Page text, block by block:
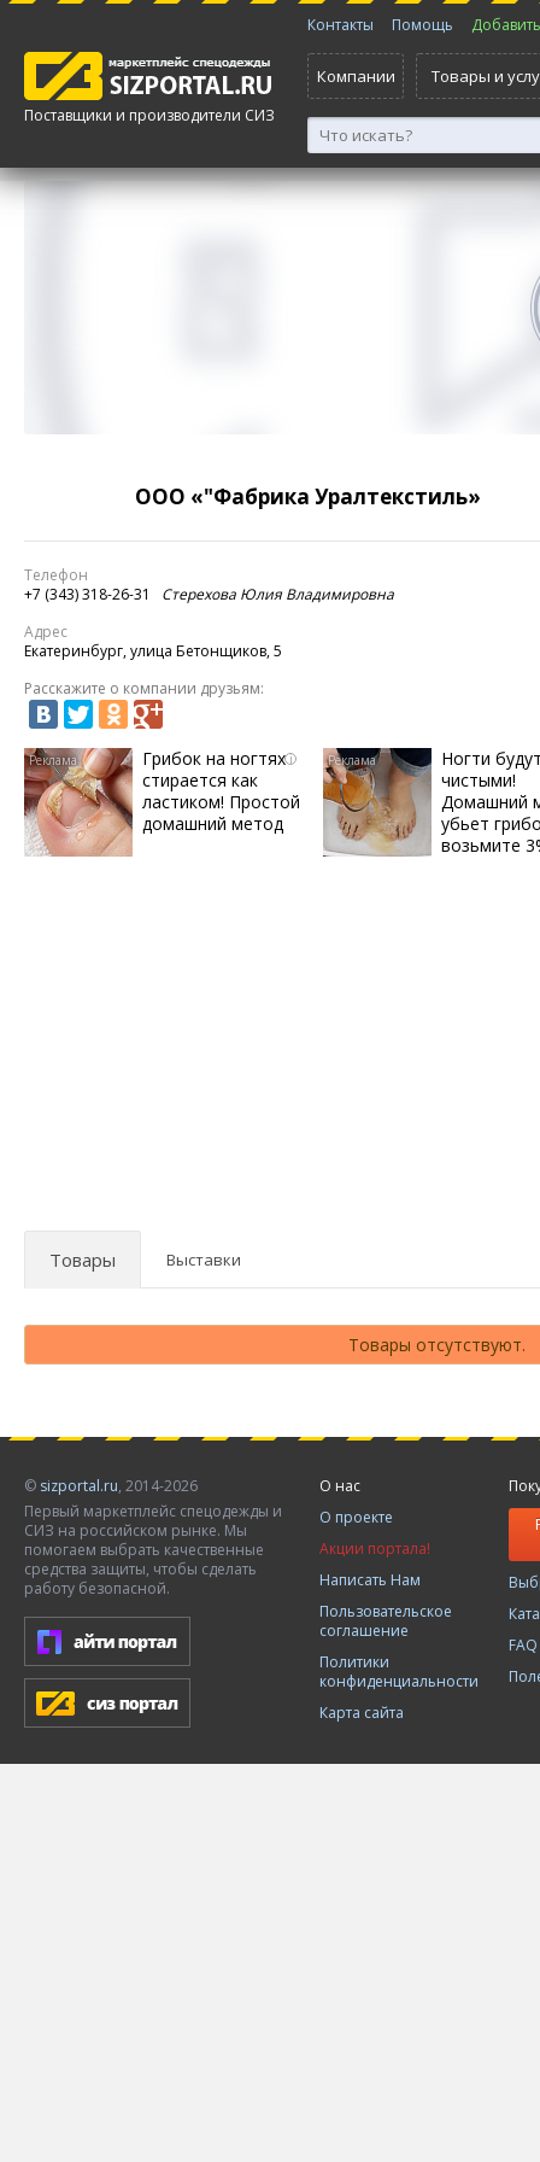
Поставщики и производители СИЗ
Контакты Помощь
Компании Товары и
ООО «"Фабрика Уралтекстиль»
Телефон
+7 (343) 318-26-31 Стерехова Юлия Владимировна
Адрес
Екатеринбург, улица Бетонщиков, 5
Расскажите о компании друзьям:
i
Грибок на ногтях
стирается как
ластиком! Простой
домашний метод
Ногти
чистыми!
Домашний
убьет
возьмите
Товары Выставки
Товары отсутствуют.
© sizportal.ru, 2014-2026
Первый маркетплейс спецодежды и
СИЗ на российском рынке. Мы
помогаем выбрать качественные
средства защиты, чтобы сделать
работу безопасной.
О нас
О проекте
Акции портала!
Написать Нам
Пользовательское
соглашение
Политики
конфиденциальности
Карта сайта
FAQ